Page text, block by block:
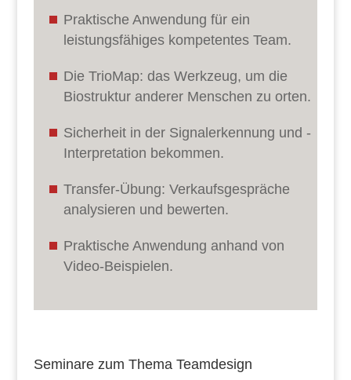
Praktische Anwendung für ein
leistungsfähiges kompetentes Team.
Die TrioMap: das Werkzeug, um die
Biostruktur anderer Menschen zu orten.
Sicherheit in der Signalerkennung und -
Interpretation bekommen.
Transfer-Übung: Verkaufsgespräche
analysieren und bewerten.
Praktische Anwendung anhand von
Video-Beispielen.
Seminare zum Thema Teamdesign